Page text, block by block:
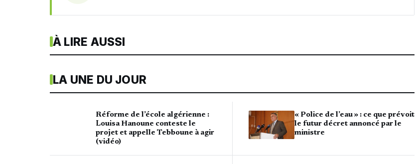
À LIRE AUSSI
LA UNE DU JOUR
Réforme de l’école algérienne :
Louisa Hanoune conteste le
projet et appelle Tebboune à agir
(vidéo)
« Police de l’eau » : ce que prévoit
le futur décret annoncé par le
ministre